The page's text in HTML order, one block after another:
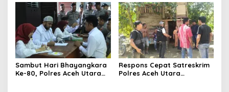
Bhayangkara ke-80
Lepas
Sambut Hari Bhayangkara
Ke-80, Polres Aceh Utara
Respons Cepat Satreskrim
Polres Aceh Utara